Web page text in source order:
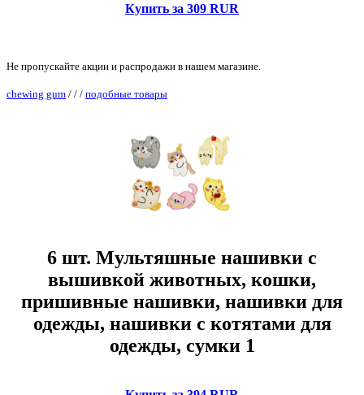
Купить за 309 RUR
Не пропускайте акции и распродажи в нашем магазине.
chewing gum / / / подобные товары
6 шт. Мультяшные нашивки с
вышивкой животных, кошки,
пришивные нашивки, нашивки для
одежды, нашивки с котятами для
одежды, сумки 1